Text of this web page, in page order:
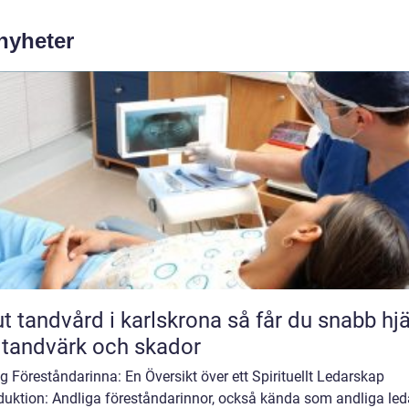
i karlskrona så får du snabb hjälp
och skador
Föreståndarinna: En Översikt över ett Spirituellt Ledarskap
Andliga föreståndarinnor, också kända som andliga